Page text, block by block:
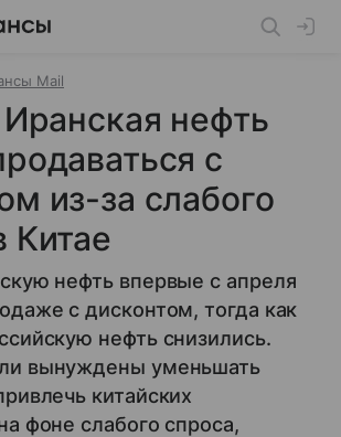
Mail
нефть
с
из-за слабого
Китае
нефть впервые с апреля
с дисконтом, тогда как
нефть снизились.
вынуждены уменьшать
китайских
фоне слабого спроса,